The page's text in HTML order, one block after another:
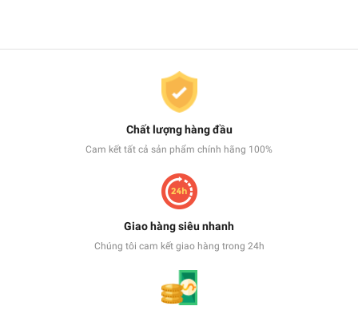
Chất lượng hàng đầu
Cam kết tất cả sản phẩm chính hãng 100%
Giao hàng siêu nhanh
Chúng tôi cam kết giao hàng trong 24h